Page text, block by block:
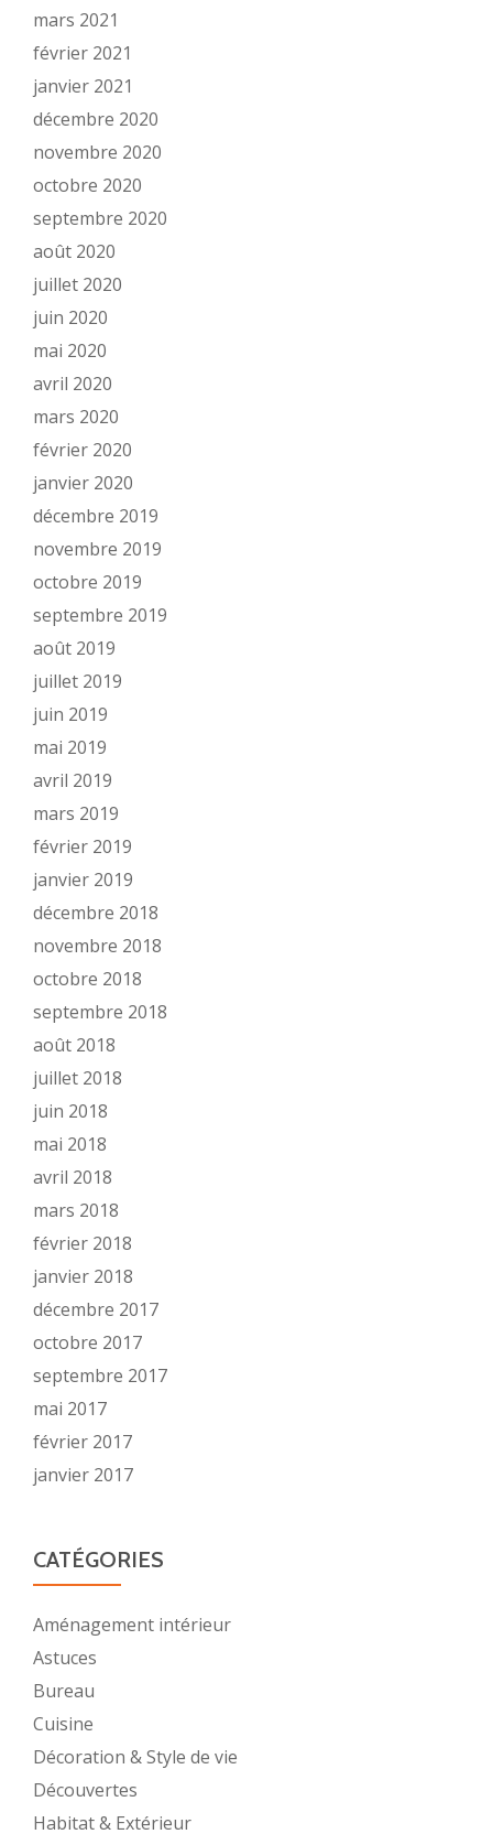
mars 2021
février 2021
janvier 2021
décembre 2020
novembre 2020
octobre 2020
septembre 2020
août 2020
juillet 2020
juin 2020
mai 2020
avril 2020
mars 2020
février 2020
janvier 2020
décembre 2019
novembre 2019
octobre 2019
septembre 2019
août 2019
juillet 2019
juin 2019
mai 2019
avril 2019
mars 2019
février 2019
janvier 2019
décembre 2018
novembre 2018
octobre 2018
septembre 2018
août 2018
juillet 2018
juin 2018
mai 2018
avril 2018
mars 2018
février 2018
janvier 2018
décembre 2017
octobre 2017
septembre 2017
mai 2017
février 2017
janvier 2017
CATÉGORIES
Aménagement intérieur
Astuces
Bureau
Cuisine
Décoration & Style de vie
Découvertes
Habitat & Extérieur